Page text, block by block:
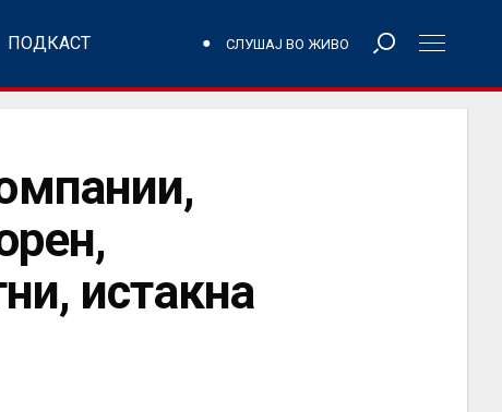
ПОДКАСТ СЛУШАЈ ВО ЖИВО
истакна